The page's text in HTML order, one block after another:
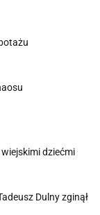
dziećmi
Dulny zginął